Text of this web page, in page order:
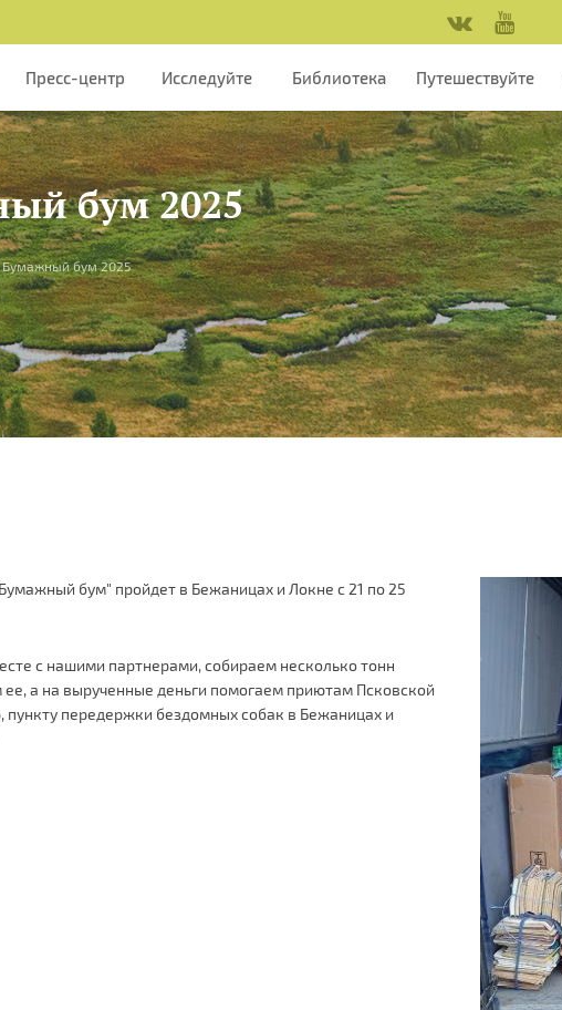
Пресс-центр Исследуйте Библиотека Путешествуйте
бум 2025
Бумажный бум 2025
бум" пройдет в Бежаницах и Локне с 21 по 25
с нашими партнерами, собираем несколько тонн
а на вырученные деньги помогаем приютам Псковской
пункту передержки бездомных собак в Бежаницах и